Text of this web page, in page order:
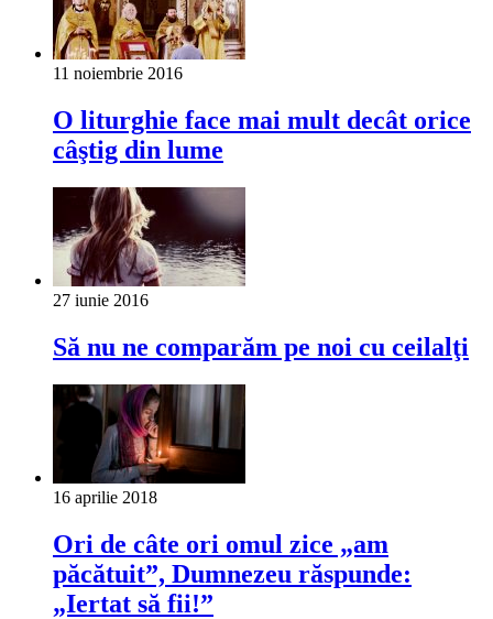
11 noiembrie 2016
O liturghie face mai mult decât orice
câştig din lume
27 iunie 2016
Să nu ne comparăm pe noi cu ceilalţi
16 aprilie 2018
Ori de câte ori omul zice „am
păcătuit”, Dumnezeu răspunde:
„Iertat să fii!”